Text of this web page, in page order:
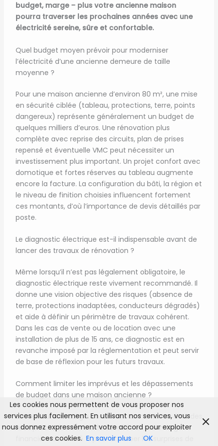
budget, marge – plus votre ancienne maison
pourra traverser les prochaines années avec une
électricité sereine, sûre et confortable.
Quel budget moyen prévoir pour moderniser
l’électricité d’une ancienne demeure de taille
moyenne ?
Pour une maison ancienne d’environ 80 m², une mise
en sécurité ciblée (tableau, protections, terre, points
dangereux) représente généralement un budget de
quelques milliers d’euros. Une rénovation plus
complète avec reprise des circuits, plan de prises
repensé et éventuelle VMC peut nécessiter un
investissement plus important. Un projet confort avec
domotique et fortes réserves au tableau augmente
encore la facture. La configuration du bâti, la région et
le niveau de finition choisies influencent fortement
ces montants, d’où l’importance de devis détaillés par
poste.
Le diagnostic électrique est-il indispensable avant de
lancer des travaux de rénovation ?
Même lorsqu’il n’est pas légalement obligatoire, le
diagnostic électrique reste vivement recommandé. Il
donne une vision objective des risques (absence de
terre, protections inadaptées, conducteurs dégradés)
et aide à définir un périmètre de travaux cohérent.
Dans les cas de vente ou de location avec une
installation de plus de 15 ans, ce diagnostic est en
revanche imposé par la réglementation et peut servir
de base de réflexion pour les futurs travaux.
Comment limiter les imprévus et les dépassements
de budget dans une maison ancienne ?
La meilleure stratégie consiste à combiner un état des
lieux précis, des devis très détaillés et une marge
financière de 10 à 15 % pour absorber les surprises de
Les cookies nous permettent de vous proposer nos
services plus facilement. En utilisant nos services, vous
nous donnez expressément votre accord pour exploiter
ces cookies. En savoir plus OK